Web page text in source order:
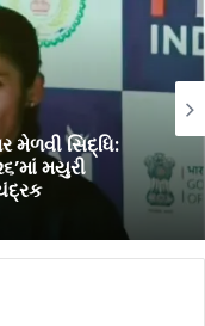
મેળવી સિદ્ધિ:
મયુરી
જેણે ભાર